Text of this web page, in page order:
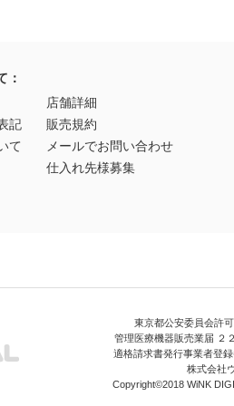
：
店舗詳細
記
販売規約
て
メールでお問い合わせ
仕入れ先様募集
東京都公安委員会許
管理医療機器販売業届 ２
適格請求書発行事業者登
株式会社
Copyright©2018 WiNK